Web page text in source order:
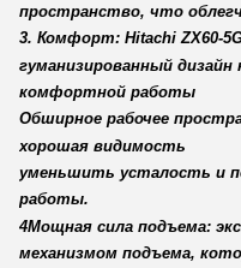
пространство, что
3. Комфорт: Hitachi ZX60-
гуманизированный дизайн
комфортной работы
Обширное рабочее
хорошая видимость
уменьшить усталость и
работы.
4Мощная сила подъема:
механизмом подъема,